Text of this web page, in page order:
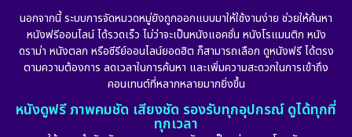
นอกจากนี้ ระบบการจัดหมวดหมู่ยังถูกออกแบบมาให้ใช้งานง่าย ช่วยให้ค้นหา
หนังฟรีออนไลน์ ได้รวดเร็ว ไม่ว่าจะเป็นหนังแอคชั่น หนังโรแมนติก หนัง
ดราม่า หนังตลก หรือซีรีย์ออนไลน์ยอดฮิต ก็สามารถเลือก ดูหนังฟรี ได้ตรง
ตามความต้องการ ลดเวลาในการค้นหา และเพิ่มความสะดวกในการเข้าถึง
คอนเทนต์ที่หลากหลายมากยิ่งขึ้น
หนังดูฟรี ภาพคมชัด เสียงชัด รองรับทุกอุปกรณ์ ดูได้ทุกที่
ทุกเวลา